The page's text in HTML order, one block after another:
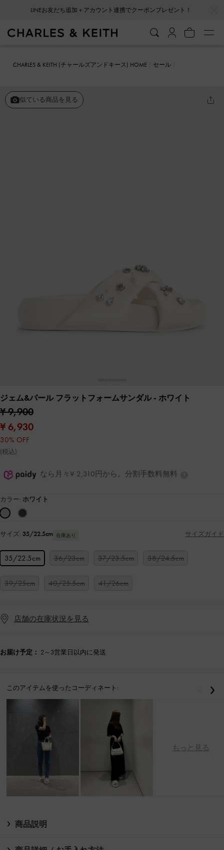
LINEお友だち追加＋アカウント連携でクーポンプレゼント！
CHARLES & KEITH (チャールズアンドキース) HOME
セール
似ている商品を見る
ジェム&パール フラットフォームサンダル- ホワイト
¥ 9,900
¥ 6,930
30% OFF
(税込)
なら月々¥ 2,310円から。分割手数料無料
カラー: ホワイト
サイズ: 35/22.5cm 在庫あり サイズガイド
35/22.5cm 36/23cm 37/23.5cm 38/24.5cm
39/25cm 40/25.5cm 41/26cm
店舗の在庫状況を見る
お届け予定： 2～3営業日以内に発送
このアイテムを使ったコーディネート:
もっと見る
戻る
商品説明